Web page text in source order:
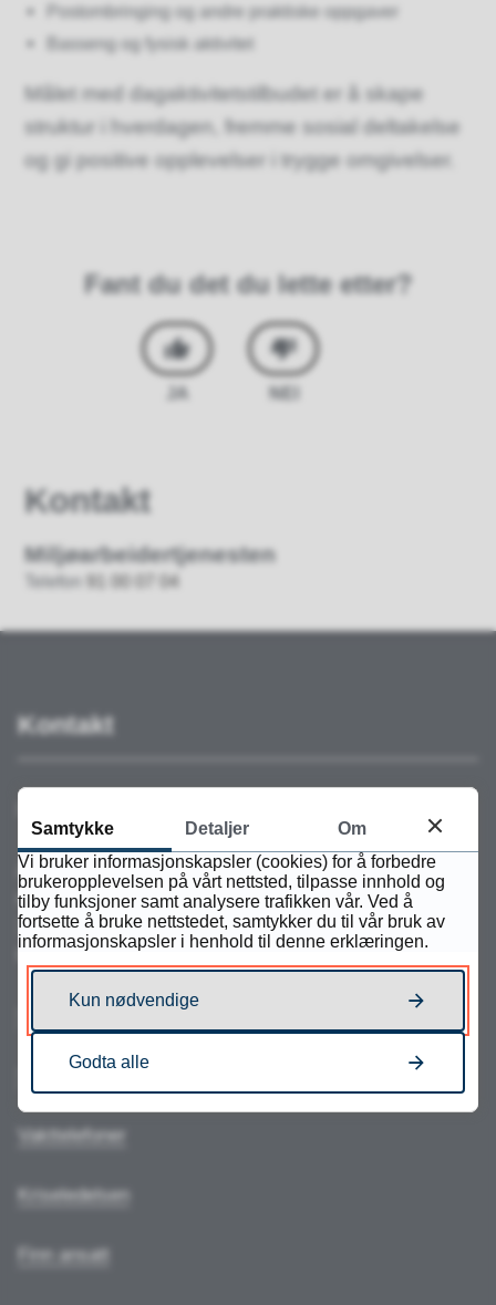
Postombringing og andre praktiske oppgaver
Basseng og fysisk aktivitet
Målet med dagaktivitetstilbudet er å skape
struktur i hverdagen, fremme sosial deltakelse
og gi positive opplevelser i trygge omgivelser.
Fant du det du lette etter?
JA NEI
Kontakt
Miljøarbeidertjenesten
Telefon 91 00 07 04
Kontakt
Åpningstider
mandag-torsdag:
10.00-11.30 og 12.15-14.00
stengt
Send sikker digital post
Vakttelefoner
Kriseledelsen
Finn ansatt
Samtykke Detaljer
Om
Vi bruker informasjonskapsler (cookies) for å forbedre
brukeropplevelsen på vårt nettsted, tilpasse innhold og
tilby funksjoner samt analysere trafikken vår. Ved å
fortsette å bruke nettstedet, samtykker du til vår bruk av
informasjonskapsler i henhold til denne erklæringen.
Kun nødvendige
Godta alle